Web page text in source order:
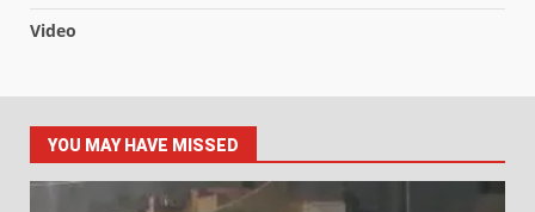
Video
YOU MAY HAVE MISSED